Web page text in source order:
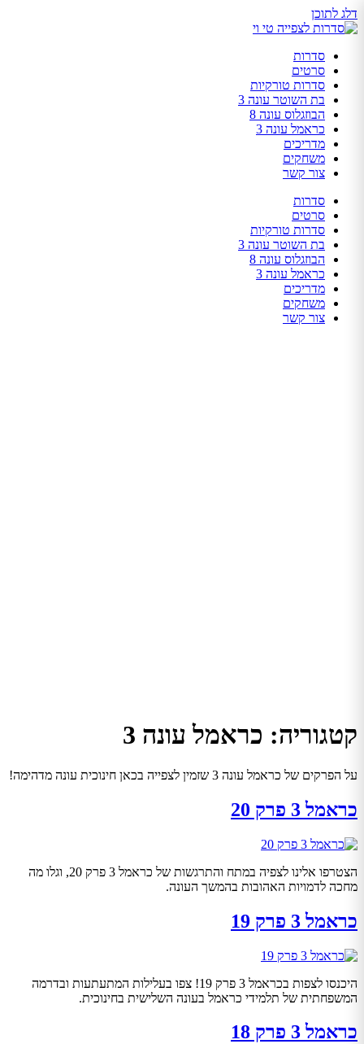
דלג לתוכן
סדרות
סרטים
סדרות טורקיות
בת השוטר עונה 3
הבוזגלוס עונה 8
כראמל עונה 3
מדריכים
משחקים
צור קשר
סדרות
סרטים
סדרות טורקיות
בת השוטר עונה 3
הבוזגלוס עונה 8
כראמל עונה 3
מדריכים
משחקים
צור קשר
קטגוריה: כראמל עונה 3
על הפרקים של כראמל עונה 3 שזמין לצפייה בכאן חינוכית עונה מדהימה!
כראמל 3 פרק 20
הצטרפו אלינו לצפיה במתח והתרגשות של כראמל 3 פרק 20, וגלו מה
מחכה לדמויות האהובות בהמשך העונה.
כראמל 3 פרק 19
היכנסו לצפות בכראמל 3 פרק 19! צפו בעלילות המתעתעות ובדרמה
המשפחתית של תלמידי כראמל בעונה השלישית בחינוכית.
כראמל 3 פרק 18